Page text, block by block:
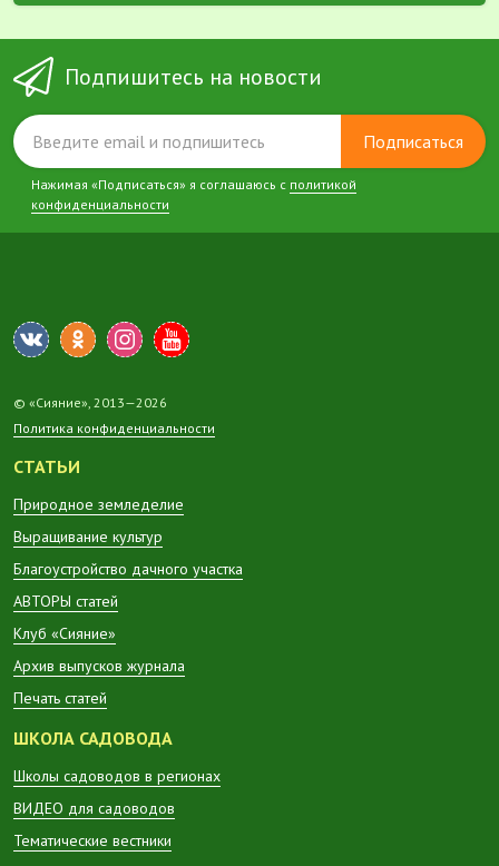
Подпишитесь на новости
Подписаться
Нажимая «Подписаться» я соглашаюсь с политикой
конфиденциальности
© «Сияние», 2013—2026
Политика конфиденциальности
СТАТЬИ
Природное земледелие
Выращивание культур
Благоустройство дачного участка
АВТОРЫ статей
Клуб «Сияние»
Архив выпусков журнала
Печать статей
ШКОЛА САДОВОДА
Школы садоводов в регионах
ВИДЕО для садоводов
Тематические вестники